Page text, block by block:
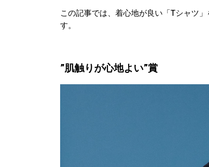
この記事では、着心地が良い「Tシャツ」
す。
”肌触りが心地よい”賞